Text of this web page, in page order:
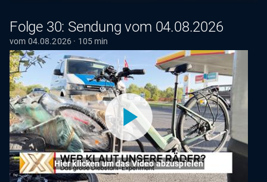
Folge 30: Sendung vom 04.08.2026
vom 04.08.2026 · 105 min
Hier klicken um das Video abzuspielen